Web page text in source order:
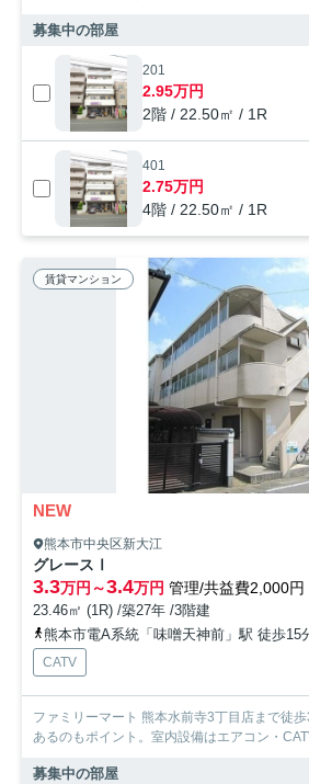
募集中の部屋
201
2.95万円
2階 / 22.50㎡ / 1R
401
2.75万円
4階 / 22.50㎡ / 1R
賃貸マンション
NEW
熊本市中央区新大江
グレースⅠ
3.3万円～3.4万円 管理/共益費2,000円
23.46㎡ (1R) /築27年 /3階建
熊本市電A系統「味噌天神前」駅 徒歩15
CATV
ファミリーマート 熊本水前寺3丁目店まで徒
あるのもポイント。室内設備はエアコン・
募集中の部屋